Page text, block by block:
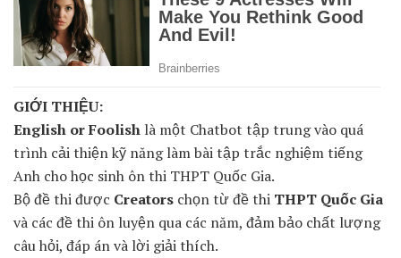
GIỚI THIỆU:
English or Foolish là một Chatbot tập trung vào quá
trình cải thiện kỹ năng làm bài tập trắc nghiệm tiếng
Anh cho học sinh ôn thi THPT Quốc Gia.
Bộ đề thi được Creators chọn từ đề thi THPT Quốc Gia
và các đề thi ôn luyện qua các năm, đảm bảo chất lượng
câu hỏi, đáp án và lời giải thích.